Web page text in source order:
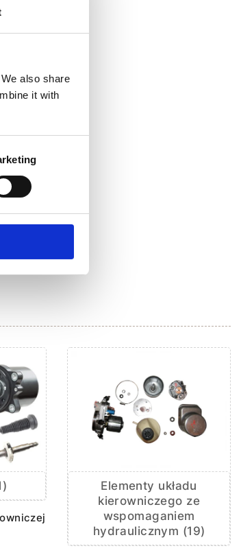
also share
it with
Elementy układu
kierowniczego ze
wspomaganiem
hydraulicznym (19)